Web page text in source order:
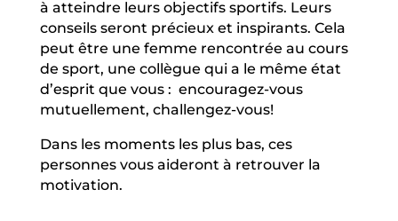
à atteindre leurs objectifs sportifs. Leurs
conseils seront précieux et inspirants. Cela
peut être une femme rencontrée au cours
de sport, une collègue qui a le même état
d’esprit que vous : encouragez-vous
mutuellement, challengez-vous!
Dans les moments les plus bas, ces
personnes vous aideront à retrouver la
motivation.